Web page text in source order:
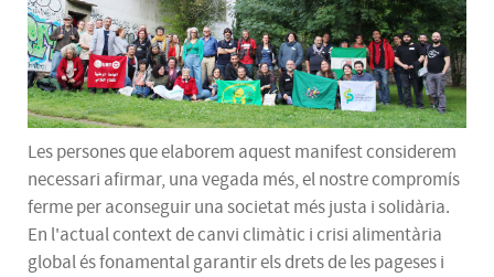
Les persones que elaborem aquest manifest considerem
necessari afirmar, una vegada més, el nostre compromís
ferme per aconseguir una societat més justa i solidària.
En l'actual context de canvi climàtic i crisi alimentària
global és fonamental garantir els drets de les pageses i